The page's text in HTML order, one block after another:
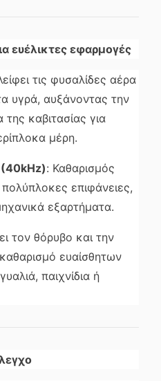
ευέλικτες εφαρμογές
τις φυσαλίδες αέρα
υγρά, αυξάνοντας την
καβιτασίας για
μέρη.
(40kHz): Καθαρισμός
επιφάνειες,
εξαρτήματα.
τον θόρυβο και την
ευαίσθητων
παιχνίδια ή